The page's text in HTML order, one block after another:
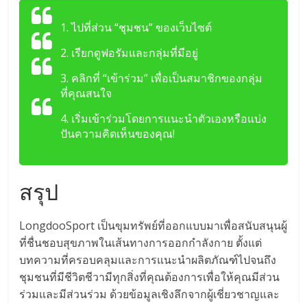
1. ไปที่ส่วน “ชุมชน” ของเว็บไซต์
2. เรียกดูฟอรัมและกลุ่มที่มีอยู่
3. คลิกที่ “เข้าร่วม” เพื่อเป็นสมาชิกของกลุ่ม
ที่คุณสนใจ
4. เริ่มเข้าร่วมโดยการแนะนำตัวเองหรือแบ่ง
ปันความคิดเห็นของคุณ!
สรุป
LongdooSport เป็นขุมทรัพย์ที่ออกแบบมาเพื่อสนับสนุนผู้
ที่ชื่นชอบสุขภาพในเส้นทางการออกกำลังกาย ตั้งแต่
บทความที่ครอบคลุมและการแนะนำผลิตภัณฑ์ไปจนถึง
ชุมชนที่มีชีวิตชีวามีทุกสิ่งที่คุณต้องการเพื่อให้คุณมีส่วน
ร่วมและมีส่วนร่วม ด้วยข้อมูลเชิงลึกจากผู้เชี่ยวชาญและ